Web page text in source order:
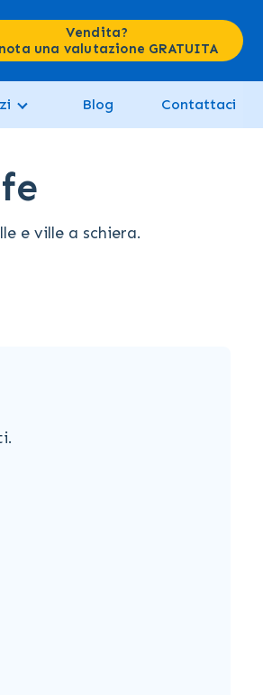
Vendita?
una valutazione GRATUITA
Blog Contattaci
e ville a schiera.